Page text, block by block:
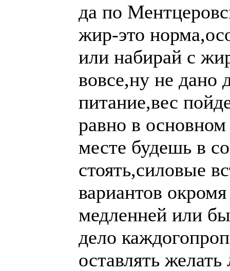
да по
жир-это
или набирай с
вовсе,ну не дано
питание,вес
равно в
месте будешь в
стоять,силовые
вариантов
медленней или
дело каждого
оставлять